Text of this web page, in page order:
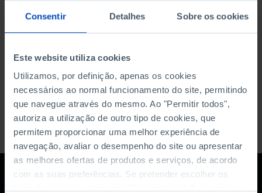
Consentir Detalhes Sobre os cookies
Este website utiliza cookies
Utilizamos, por definição, apenas os cookies
necessários ao normal funcionamento do site, permitindo
que navegue através do mesmo. Ao "Permitir todos",
autoriza a utilização de outro tipo de cookies, que
permitem proporcionar uma melhor experiência de
navegação, avaliar o desempenho do site ou apresentar
as melhores ofertas de produtos e serviços, de acordo
com as suas preferências. Se pretender escolher os
DATA DE FIM